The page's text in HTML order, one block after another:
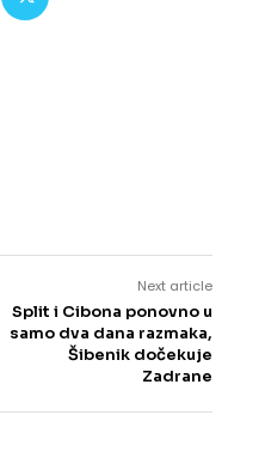
Next article
Split i Cibona ponovno u
samo dva dana razmaka,
Šibenik dočekuje
Zadrane